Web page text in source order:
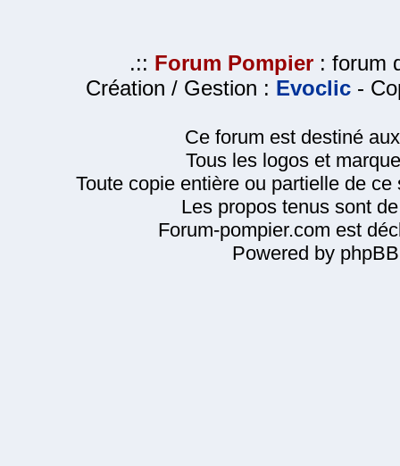
.:: Forum Pompier : forum
Création / Gestion : Evoclic -
Ce forum est destiné
Tous les logos et
Toute copie entière ou partielle de
Les propos tenus sont
Forum-pompier.com est
Powered by